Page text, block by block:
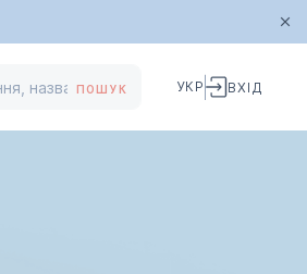
ПОШУК УКР ВХІД